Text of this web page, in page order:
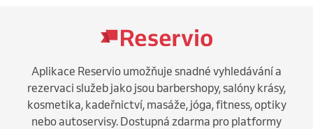
Aplikace Reservio umožňuje snadné vyhledávání a
rezervaci služeb jako jsou barbershopy, salóny krásy,
kosmetika, kadeřnictví, masáže, jóga, fitness, optiky
nebo autoservisy. Dostupná zdarma pro platformy